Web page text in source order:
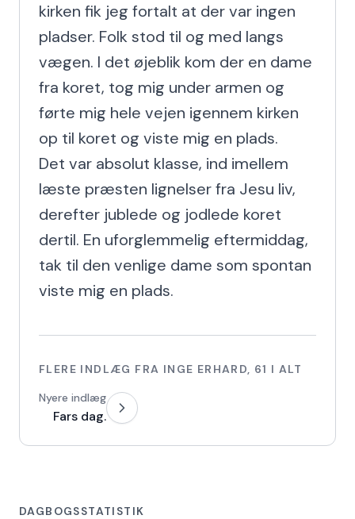
kirken fik jeg fortalt at der var ingen
pladser. Folk stod til og med langs
vægen. I det øjeblik kom der en dame
fra koret, tog mig under armen og
førte mig hele vejen igennem kirken
op til koret og viste mig en plads.
Det var absolut klasse, ind imellem
læste præsten lignelser fra Jesu liv,
derefter jublede og jodlede koret
dertil. En uforglemmelig eftermiddag,
tak til den venlige dame som spontan
viste mig en plads.
FLERE INDLÆG FRA INGE ERHARD, 61 I ALT
Nyere indlæg
Fars dag.
DAGBOGSSTATISTIK